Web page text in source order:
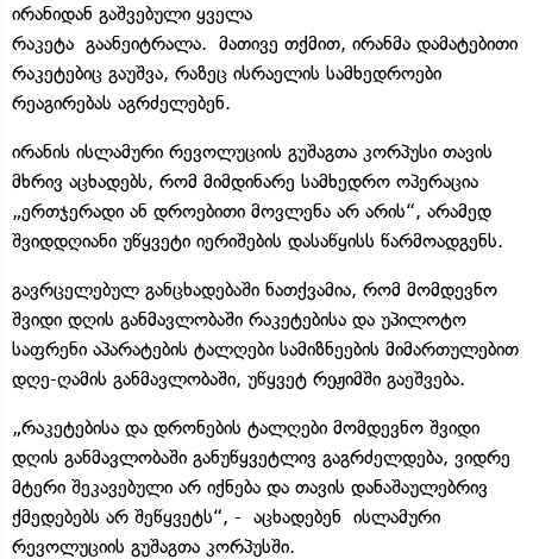
ირანიდან გაშვებული ყველა
რაკეტა გაანეიტრალა. მათივე თქმით, ირანმა დამატებითი
რაკეტებიც გაუშვა, რაზეც ისრაელის სამხედროები
რეაგირებას აგრძელებენ.
ირანის ისლამური რევოლუციის გუშაგთა კორპუსი თავის
მხრივ აცხადებს, რომ მიმდინარე სამხედრო ოპერაცია
„ერთჯერადი ან დროებითი მოვლენა არ არის“, არამედ
შვიდდღიანი უწყვეტი იერიშების დასაწყისს წარმოადგენს.
გავრცელებულ განცხადებაში ნათქვამია, რომ მომდევნო
შვიდი დღის განმავლობაში რაკეტებისა და უპილოტო
საფრენი აპარატების ტალღები სამიზნეების მიმართულებით
დღე-ღამის განმავლობაში, უწყვეტ რეჟიმში გაეშვება.
„რაკეტებისა და დრონების ტალღები მომდევნო შვიდი
დღის განმავლობაში განუწყვეტლივ გაგრძელდება, ვიდრე
მტერი შეკავებული არ იქნება და თავის დანაშაულებრივ
ქმედებებს არ შეწყვეტს“, - აცხადებენ ისლამური
რევოლუციის გუშაგთა კორპუსში.